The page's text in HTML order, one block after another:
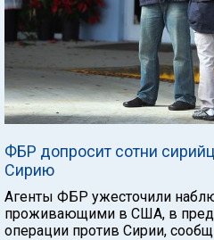
ФБР допросит сотни
Сирию
Агенты ФБР ужесточили
проживающими в США, в
операции против Сирии,